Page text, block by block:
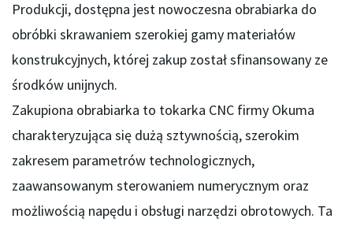
Produkcji, dostępna jest nowoczesna obrabiarka do
obróbki skrawaniem szerokiej gamy materiałów
konstrukcyjnych, której zakup został sfinansowany ze
środków unijnych.
Zakupiona obrabiarka to tokarka CNC firmy Okuma
charakteryzująca się dużą sztywnością, szerokim
zakresem parametrów technologicznych,
zaawansowanym sterowaniem numerycznym oraz
możliwością napędu i obsługi narzędzi obrotowych. Ta